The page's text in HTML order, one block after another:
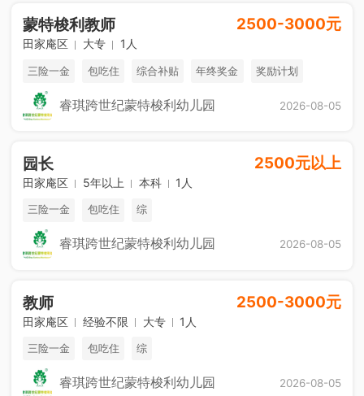
蒙特梭利教师 2500-3000元
田家庵区 大专 1人
三险一金 包吃住 综合补贴 年终奖金 奖励计划
销售奖金 休假制度 法定节假日
睿琪跨世纪蒙特梭利幼儿园 2026-08-05
园长 2500元以上
田家庵区 5年以上 本科 1人
三险一金 包吃住 综
睿琪跨世纪蒙特梭利幼儿园 2026-08-05
教师 2500-3000元
田家庵区 经验不限 大专 1人
三险一金 包吃住 综
睿琪跨世纪蒙特梭利幼儿园 2026-08-05